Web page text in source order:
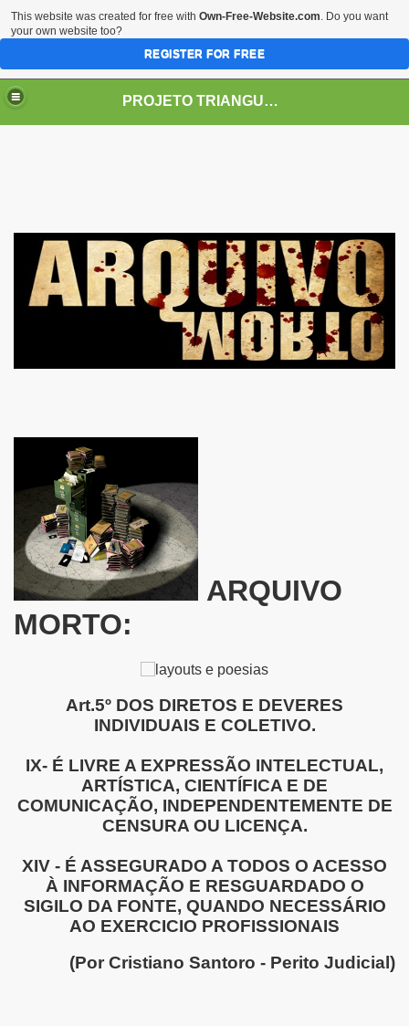
PROJETO TRIANGULO 2.0.1.1
ARQUIVO
MORTO:
Art.5º DOS DIRETOS E DEVERES
INDIVIDUAIS E COLETIVO.
IX- É LIVRE A EXPRESSÃO INTELECTUAL,
ARTÍSTICA, CIENTÍFICA E DE
COMUNICAÇÃO, INDEPENDENTEMENTE DE
CENSURA OU LICENÇA.
XIV - É ASSEGURADO A TODOS O ACESSO
À INFORMAÇÃO E RESGUARDADO O
SIGILO DA FONTE, QUANDO NECESSÁRIO
AO EXERCICIO PROFISSIONAIS
(Por Cristiano Santoro - Perito Judicial)
Arqueologia, Ciências, Realismo Fantástico
INTRIGANTES
- Quendo Alguém Busca Aquilo Que Lhe Pertence
This website was created for free with Own-Free-Website.com. Do you want
your own website too?
REGISTER FOR FREE